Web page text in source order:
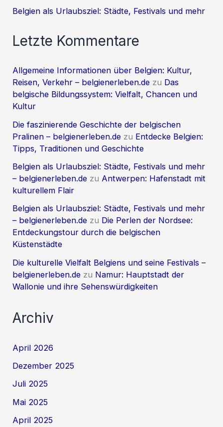
Belgien als Urlaubsziel: Städte, Festivals und mehr
Letzte Kommentare
Allgemeine Informationen über Belgien: Kultur,
Reisen, Verkehr – belgienerleben.de zu Das
belgische Bildungssystem: Vielfalt, Chancen und
Kultur
Die faszinierende Geschichte der belgischen
Pralinen – belgienerleben.de zu Entdecke Belgien:
Tipps, Traditionen und Geschichte
Belgien als Urlaubsziel: Städte, Festivals und mehr
– belgienerleben.de zu Antwerpen: Hafenstadt mit
kulturellem Flair
Belgien als Urlaubsziel: Städte, Festivals und mehr
– belgienerleben.de zu Die Perlen der Nordsee:
Entdeckungstour durch die belgischen
Küstenstädte
Die kulturelle Vielfalt Belgiens und seine Festivals –
belgienerleben.de zu Namur: Hauptstadt der
Wallonie und ihre Sehenswürdigkeiten
Archiv
April 2026
Dezember 2025
Juli 2025
Mai 2025
April 2025